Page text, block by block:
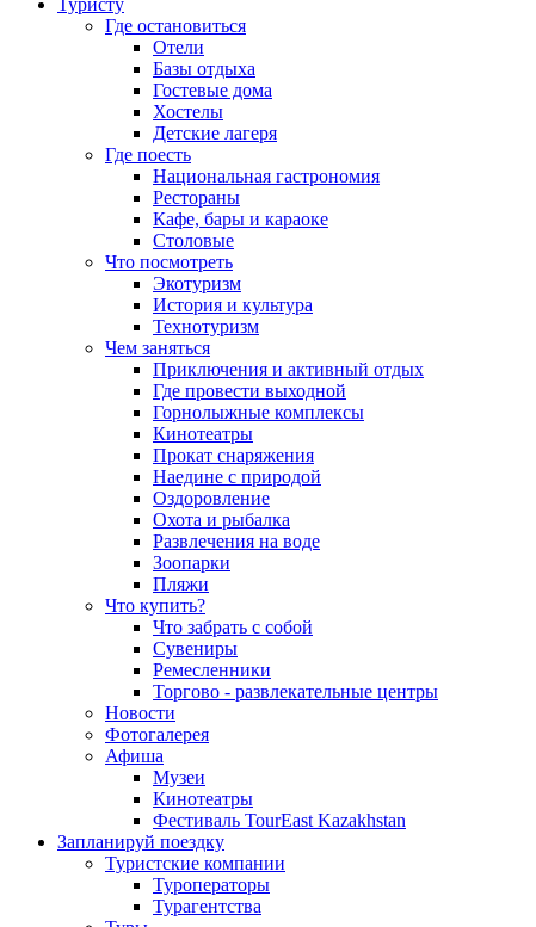
Туристу
Где остановиться
Отели
Базы отдыха
Гостевые дома
Хостелы
Детские лагеря
Где поесть
Национальная гастрономия
Рестораны
Кафе, бары и караоке
Столовые
Что посмотреть
Экотуризм
История и культура
Технотуризм
Чем заняться
Приключения и активный отдых
Где провести выходной
Горнолыжные комплексы
Кинотеатры
Прокат снаряжения
Наедине с природой
Оздоровление
Охота и рыбалка
Развлечения на воде
Зоопарки
Пляжи
Что купить?
Что забрать с собой
Сувениры
Ремесленники
Торгово - развлекательные центры
Новости
Фотогалерея
Афиша
Музеи
Кинотеатры
Фестиваль TourEast Kazakhstan
Запланируй поездку
Туристские компании
Туроператоры
Турагентства